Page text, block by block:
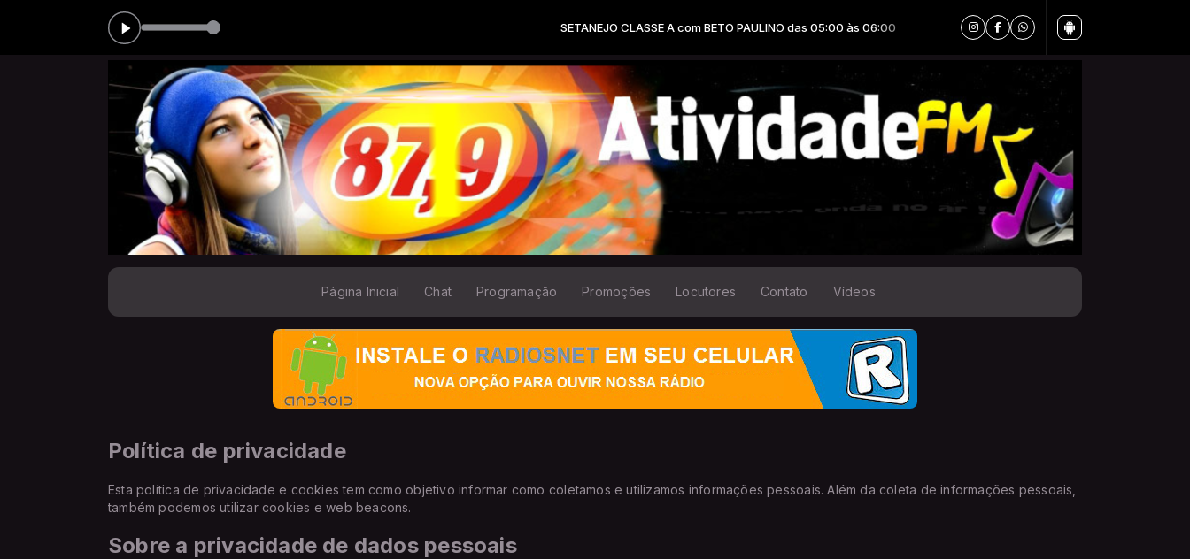
PAULINO das 05:00 às 06:00 SETANEJO CLASSE A com BETO PAULINO das 05:00 às 06:00
Página Inicial Chat Programação Promoções Locutores Contato Vídeos
Política de privacidade
Esta política de privacidade e cookies tem como objetivo informar como coletamos e utilizamos informações pessoais. Além da coleta de informações pessoais,
também podemos utilizar cookies e web beacons.
Sobre a privacidade de dados pessoais